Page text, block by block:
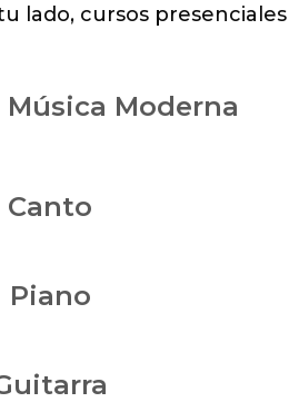
lado, cursos presenciales
Música Moderna
Canto
Piano